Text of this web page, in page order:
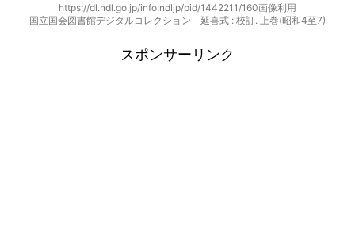
https://dl.ndl.go.jp/info:ndljp/pid/1442211/160画像利用
国立国会図書館デジタルコレクション 延喜式 : 校訂. 上巻(昭和4至7)
スポンサーリンク